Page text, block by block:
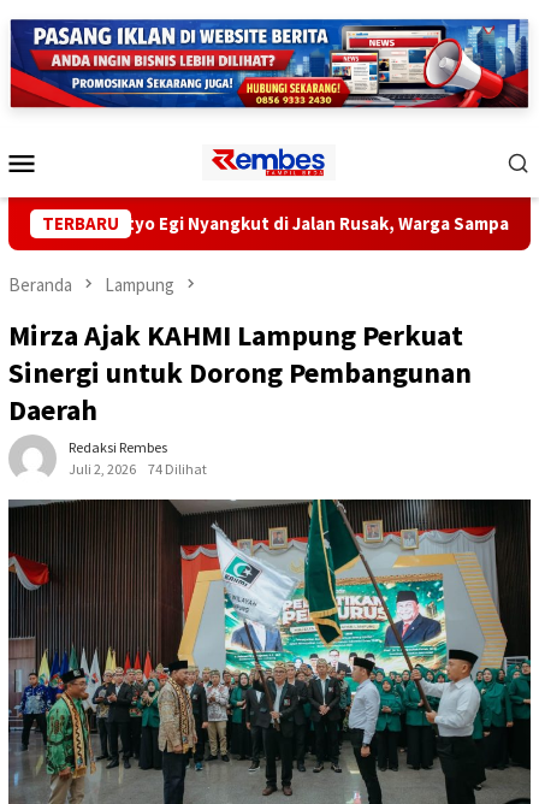
ke
konten
Mobile
TERBARU
Egi Nyangkut di Jalan Rusak, Warga Sampaikan Aspirasi
Beranda Lampung
Mirza Ajak KAHMI Lampung Perkuat
Sinergi untuk Dorong Pembangunan
Daerah
Redaksi Rembes
Juli 2, 2026
74 Dilihat